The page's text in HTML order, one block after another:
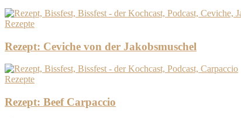
Rezepte
Rezept: Ceviche von der Jakobsmuschel
Rezepte
Rezept: Beef Carpaccio